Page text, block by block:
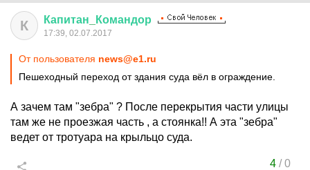
К Капитан Командор
17:39, 02.07.2017
От пользователя news@e1.ru
Пешеходный переход от здания суда вёл в ограждение.
А зачем там "зебра" ? После перекрытия части улицы
там же не проезжая часть , а стоянка!! А эта "зебра"
ведет от тротуара на крыльцо суда.
4/0